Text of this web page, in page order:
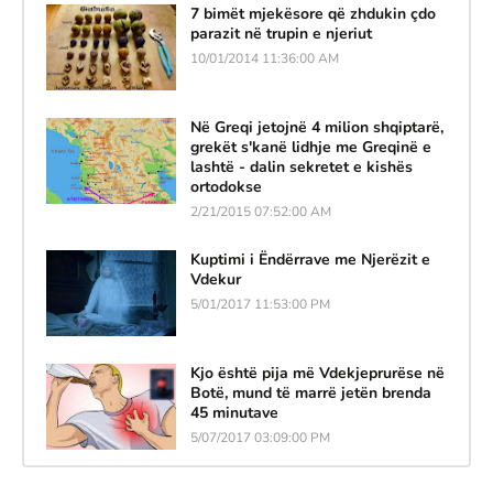
7 bimët mjekësore që zhdukin çdo
parazit në trupin e njeriut
10/01/2014 11:36:00 AM
Në Greqi jetojnë 4 milion shqiptarë,
grekët s'kanë lidhje me Greqinë e
lashtë - dalin sekretet e kishës
ortodokse
2/21/2015 07:52:00 AM
Kuptimi i Ëndërrave me Njerëzit e
Vdekur
5/01/2017 11:53:00 PM
Kjo është pija më Vdekjeprurëse në
Botë, mund të marrë jetën brenda
45 minutave
5/07/2017 03:09:00 PM